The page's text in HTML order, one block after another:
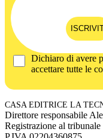
Dichiaro di avere
accettare tutte le
CASA EDITRICE LA
Direttore responsabile
Registrazione al